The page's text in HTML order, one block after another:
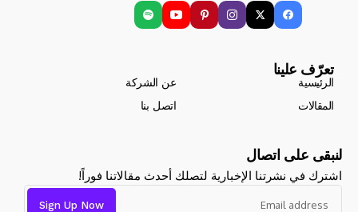
تعرّف علينا
الرئيسية
عن الشركة
المقالات
اتصل بنا
لنبقى على اتصال
اشترك في نشرتنا الإخبارية لتصلك أحدث مقالاتنا فوراً!